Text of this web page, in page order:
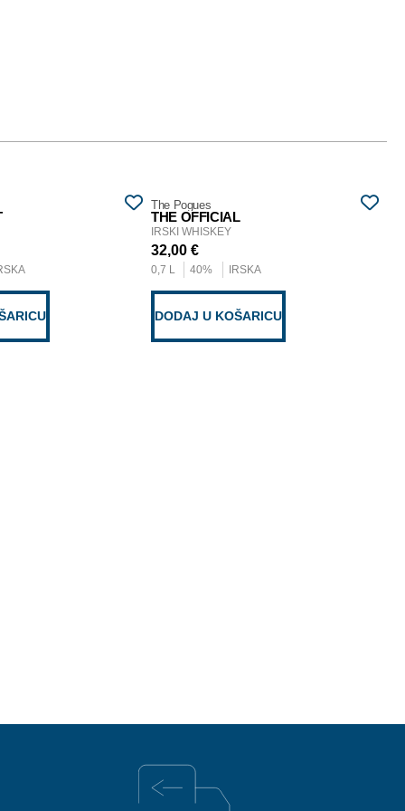
The Pogues
THE OFFICIAL
IRSKI WHISKEY
32,00€
0,7 L 40% IRSKA
DODAJ U KOŠARICU